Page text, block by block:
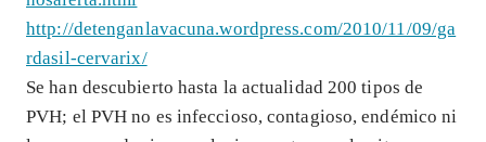
http://detenganlavacuna.wordpress.com/2010/11/09/ga
rdasil-cervarix/
Se han descubierto hasta la actualidad 200 tipos de
PVH; el PVH no es infeccioso, contagioso, endémico ni